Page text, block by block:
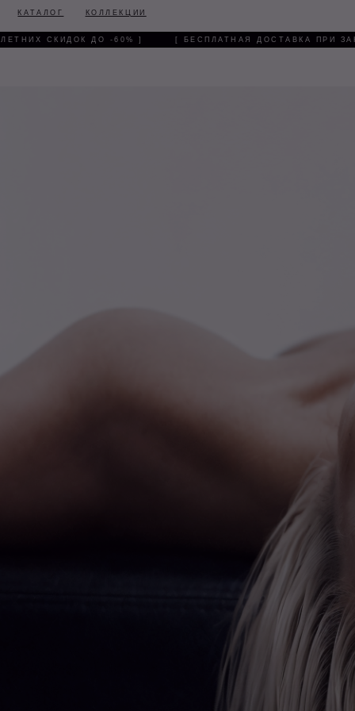
КАТАЛОГ КОЛЛЕКЦИИ
СКИДОК ДО -60% ] [ БЕСПЛАТНАЯ ДОСТАВКА ПРИ